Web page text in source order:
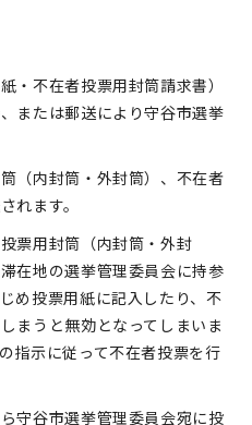
・不在者投票用封筒請求書）
または郵送により守谷市選挙
（内封筒・外封筒）、不在者
れます。
票用封筒（内封筒・外封
在地の選挙管理委員会に持参
め投票用紙に記入したり、不
まうと無効となってしまいま
指示に従って不在者投票を行
守谷市選挙管理委員会宛に投